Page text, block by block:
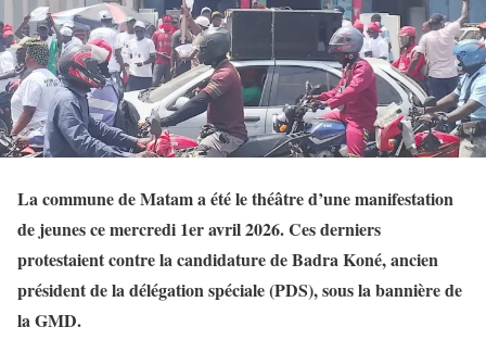
La commune de Matam a été le théâtre d’une manifestation
de jeunes ce mercredi 1er avril 2026. Ces derniers
protestaient contre la candidature de Badra Koné, ancien
président de la délégation spéciale (PDS), sous la bannière de
la GMD.